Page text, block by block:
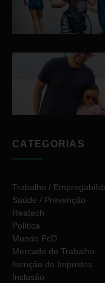
CATEGORIAS
Trabalho /
Saúde / Prevenção
Reatech
Política
Mundo PcD
Mercado de Trabalho
Isenção de Impostos
Inclusão